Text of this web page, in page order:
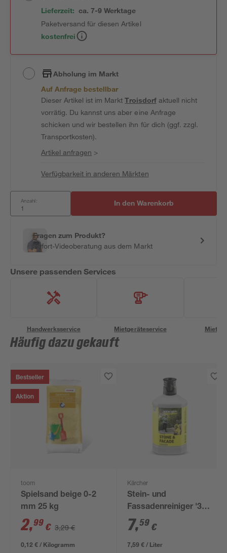
Lieferzeit: ca. 7-9 Werktage
Paketversand für diesen Artikel
kostenfrei
Abholung im Markt
Auf Anfrage bestellbar
Dieser Artikel ist im MarktTroisdorfaktuell nicht
vorrätig. Du kannst uns aber eine Anfrage
schicken und wir bestellen ihn für dich (ggf. zzgl.
Transportkosten).
Artikel anfragen >
Verfügbarkeit in anderen Märkten
Anzahl: In den Warenkorb
Fragen zum Produkt?
Sofort-Videoberatung aus dem Markt
Unsere passenden Services
Handwerksservice Mietgeräteservice
Häufig dazu gekauft
Bestseller
Aktion
toom
Spielsand beige 0-2
mm 25 kg
2,99 € 3,29 €
0,12 € / Kilogramm
Kärcher
Stein- und
Fassadenreiniger '3-
in-1' RM 611 1 l
7,59 €
7,59 € / Liter